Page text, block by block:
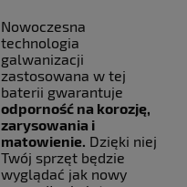
Nowoczesna
technologia
galwanizacji
zastosowana w tej
baterii gwarantuje
odporność na korozję,
zarysowania i
matowienie. Dzięki niej
Twój sprzęt będzie
wyglądać jak nowy